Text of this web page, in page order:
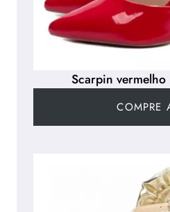
Scarpin
COMPRE